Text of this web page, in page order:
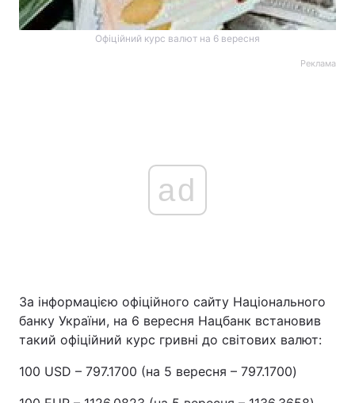
Офіційний курс валют на 6 вересня
Реклама
ad
За інформацією офіційного сайту Національного
банку України, на 6 вересня Нацбанк встановив
такий офіційний курс гривні до світових валют:
100 USD – 797.1700 (на 5 вересня – 797.1700)